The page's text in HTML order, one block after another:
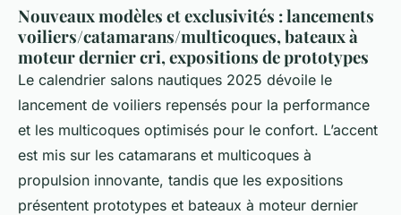
Nouveaux modèles et exclusivités : lancements
voiliers/catamarans/multicoques, bateaux à
moteur dernier cri, expositions de prototypes
Le calendrier salons nautiques 2025 dévoile le
lancement de voiliers repensés pour la performance
et les multicoques optimisés pour le confort. L’accent
est mis sur les catamarans et multicoques à
propulsion innovante, tandis que les expositions
présentent prototypes et bateaux à moteur dernier